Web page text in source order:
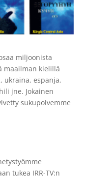
miljoonista
maailman kielillä
ukraina, espanja,
jne. Jokainen
sukupolvemme
tukea IRR-TV:n